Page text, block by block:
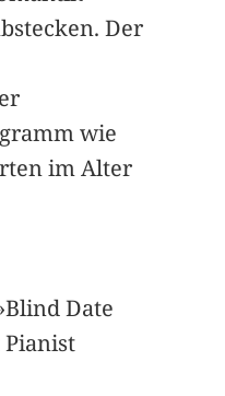
Der
wie
im Alter
Date